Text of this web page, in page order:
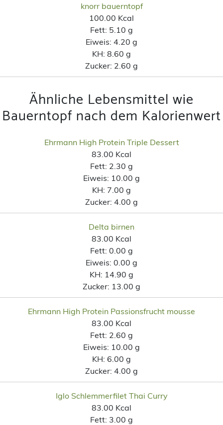
knorr bauerntopf
100.00 Kcal
Fett: 5.10 g
Eiweis: 4.20 g
KH: 8.60 g
Zucker: 2.60 g
Ähnliche Lebensmittel wie
Bauerntopf nach dem Kalorienwert
Ehrmann High Protein Triple Dessert
83.00 Kcal
Fett: 2.30 g
Eiweis: 10.00 g
KH: 7.00 g
Zucker: 4.00 g
Delta birnen
83.00 Kcal
Fett: 0.00 g
Eiweis: 0.00 g
KH: 14.90 g
Zucker: 13.00 g
Ehrmann High Protein Passionsfrucht mousse
83.00 Kcal
Fett: 2.60 g
Eiweis: 10.00 g
KH: 6.00 g
Zucker: 4.00 g
Iglo Schlemmerfilet Thai Curry
83.00 Kcal
Fett: 3.00 g